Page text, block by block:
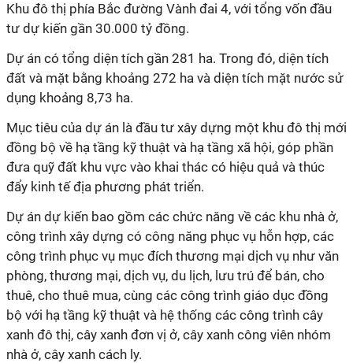
Khu đô thị phía Bắc đường Vành đai 4, với tổng vốn đầu
tư dự kiến gần 30.000 tỷ đồng.
Dự án có tổng diện tích gần 281 ha. Trong đó, diện tích
đất và mặt bằng khoảng 272 ha và diện tích mặt nước sử
dụng khoảng 8,73 ha.
Mục tiêu của dự án là đầu tư xây dựng một khu đô thị mới
đồng bộ về hạ tầng kỹ thuật và hạ tầng xã hội, góp phần
đưa quỹ đất khu vực vào khai thác có hiệu quả và thúc
đẩy kinh tế địa phương phát triển.
Dự án dự kiến bao gồm các chức năng về các khu nhà ở,
công trình xây dựng có công năng phục vụ hỗn hợp, các
công trình phục vụ mục đích thương mại dịch vụ như văn
phòng, thương mại, dịch vụ, du lịch, lưu trú để bán, cho
thuê, cho thuê mua, cùng các công trình giáo dục đồng
bộ với hạ tầng kỹ thuật và hệ thống các công trình cây
xanh đô thị, cây xanh đơn vị ở, cây xanh công viên nhóm
nhà ở, cây xanh cách ly.